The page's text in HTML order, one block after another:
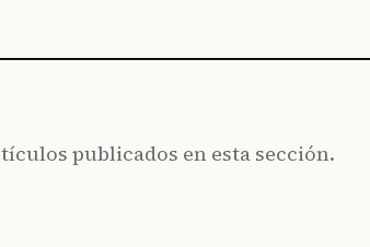
publicados en esta sección.